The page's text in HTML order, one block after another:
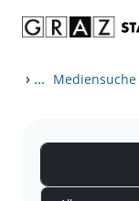
› ... Mediensuche